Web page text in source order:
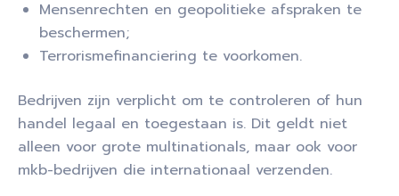
Mensenrechten en geopolitieke afspraken te
beschermen;
Terrorismefinanciering te voorkomen.
Bedrijven zijn verplicht om te controleren of hun
handel legaal en toegestaan is. Dit geldt niet
alleen voor grote multinationals, maar ook voor
mkb-bedrijven die internationaal verzenden.